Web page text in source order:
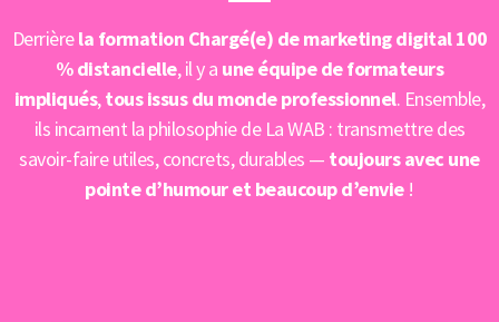
Derrièrela formation Chargé(e) de marketing digital 100
% distancielle, il y a une équipe de formateurs
impliqués,tous issus du monde professionnel. Ensemble,
ils incarnent la philosophie de La WAB : transmettre des
savoir-faire utiles, concrets, durables — toujours avec une
pointe d’humour et beaucoup d’envie !